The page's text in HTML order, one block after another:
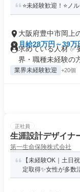
⭐未経験歓迎！⭐ノ
大阪府豊中市岡上
月給28万円～39万
求めている人材 ✅
界・職種未経験の
業界未経験歓迎 +20個
正社員
生涯設計デザイナ
第一生命保険株式会社
【未経験OK｜土日
定取得✨女性が多数